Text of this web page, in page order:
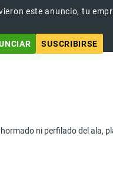
este anuncio, tu
SUSCRIBIRSE
ni perfilado del ala,